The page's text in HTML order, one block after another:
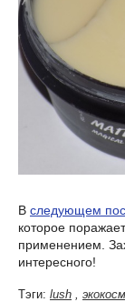
В следующем
которое
применением.
интересного!
Тэги: lush